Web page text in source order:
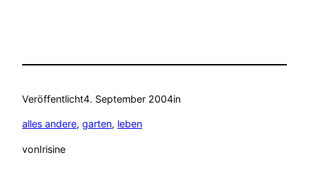
Veröffentlicht4. September 2004in
alles andere, garten, leben
vonIrisine